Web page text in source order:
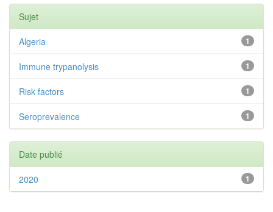
Sujet
1
Algeria
1
Immune trypanolysis
1
Risk factors
1
Seroprevalence
Date publié
1
2020